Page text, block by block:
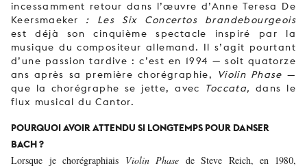
incessamment retour dans l’œuvre d’Anne Teresa De
Keersmaeker : Les Six
Concertos brandebourgeois
est déjà son cinquième spectacle inspiré par la
musique du compositeur allemand. Il s’agit pourtant
d’une passion tardive : c’est en 1994 —soit quatorze
ans après sa première chorégraphie,
Violin Phase —
que la chorégraphe se jette, avec
Toccata,dans le
flux musical du Cantor.
POURQUOI AVOIR ATTENDU SI LONGTEMPS POUR DANSER
BACH ?
Lorsque je chorégraphiais Violin Phase de Steve Reich, en 1980,